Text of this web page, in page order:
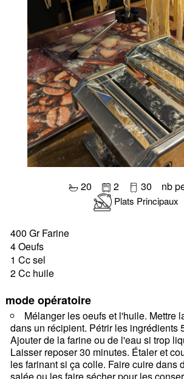
20 2 30 nb
Plats Principaux
400 Gr Farine
4 Oeufs
1 Cc sel
2 Cc huile
mode opératoire
Mélanger les oeufs et l'huile. Mettre
dans un récipient. Pétrir les ingrédients
Ajouter de la farine ou de l'eau si trop
Laisser reposer 30 minutes. Étaler et
les farinant si ça colle. Faire cuire dans